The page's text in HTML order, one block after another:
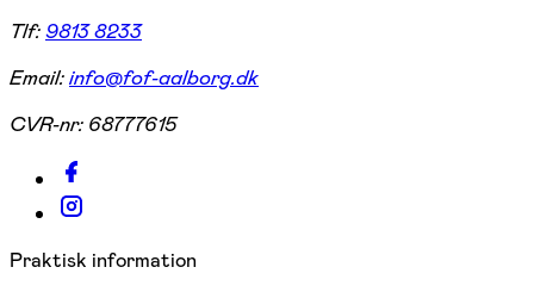
Tlf:9813 8233
Email:info@fof-aalborg.dk
CVR-nr: 68777615
Praktisk information